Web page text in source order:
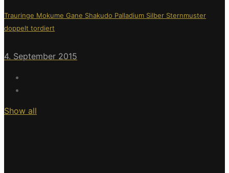
Trauringe Mokume Gane Shakudo Palladium Silber Sternmuster
doppelt tordiert
4. September 2015
Show all